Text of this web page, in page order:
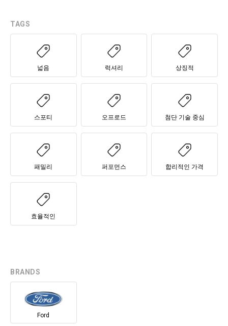
TAGS
넓음 럭셔리 상징적
스포티 오프로드 첨단 기술 중심
패밀리 퍼포먼스 합리적인 가격
효율적인
BRANDS
Ford